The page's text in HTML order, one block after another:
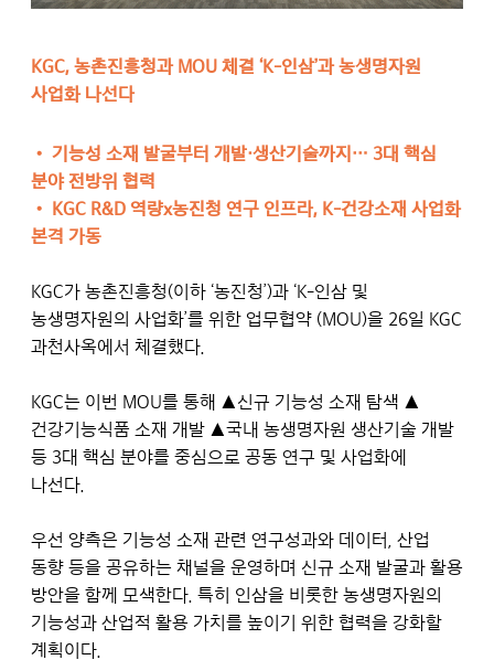
KGC, 농촌진흥청과 MOU 체결 ‘K-인삼’과 농생명자원
사업화 나선다
• 기능성 소재 발굴부터 개발·생산기술까지… 3대 핵심
분야 전방위 협력
• KGC R&D 역량x농진청 연구 인프라, K-건강소재 사업화
본격 가동
KGC가 농촌진흥청(이하 ‘농진청’)과 ‘K-인삼 및
농생명자원의 사업화’를 위한 업무협약 (MOU)을 26일 KGC
과천사옥에서 체결했다.
KGC는 이번 MOU를 통해 ▲신규 기능성 소재 탐색 ▲
건강기능식품 소재 개발 ▲국내 농생명자원 생산기술 개발
등 3대 핵심 분야를 중심으로 공동 연구 및 사업화에
나선다.
우선 양측은 기능성 소재 관련 연구성과와 데이터, 산업
동향 등을 공유하는 채널을 운영하며 신규 소재 발굴과 활용
방안을 함께 모색한다. 특히 인삼을 비롯한 농생명자원의
기능성과 산업적 활용 가치를 높이기 위한 협력을 강화할
계획이다.